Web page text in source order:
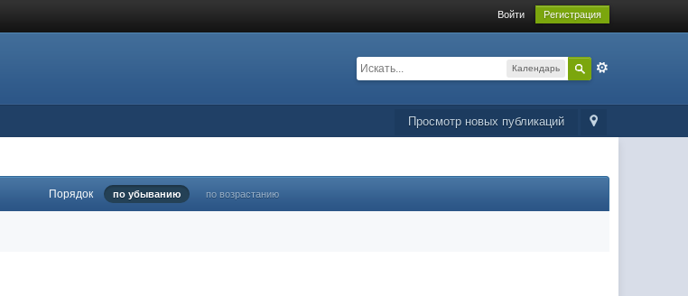
Войти Регистрация
Календарь
Просмотр новых публикаций
Порядок по убыванию по возрастанию